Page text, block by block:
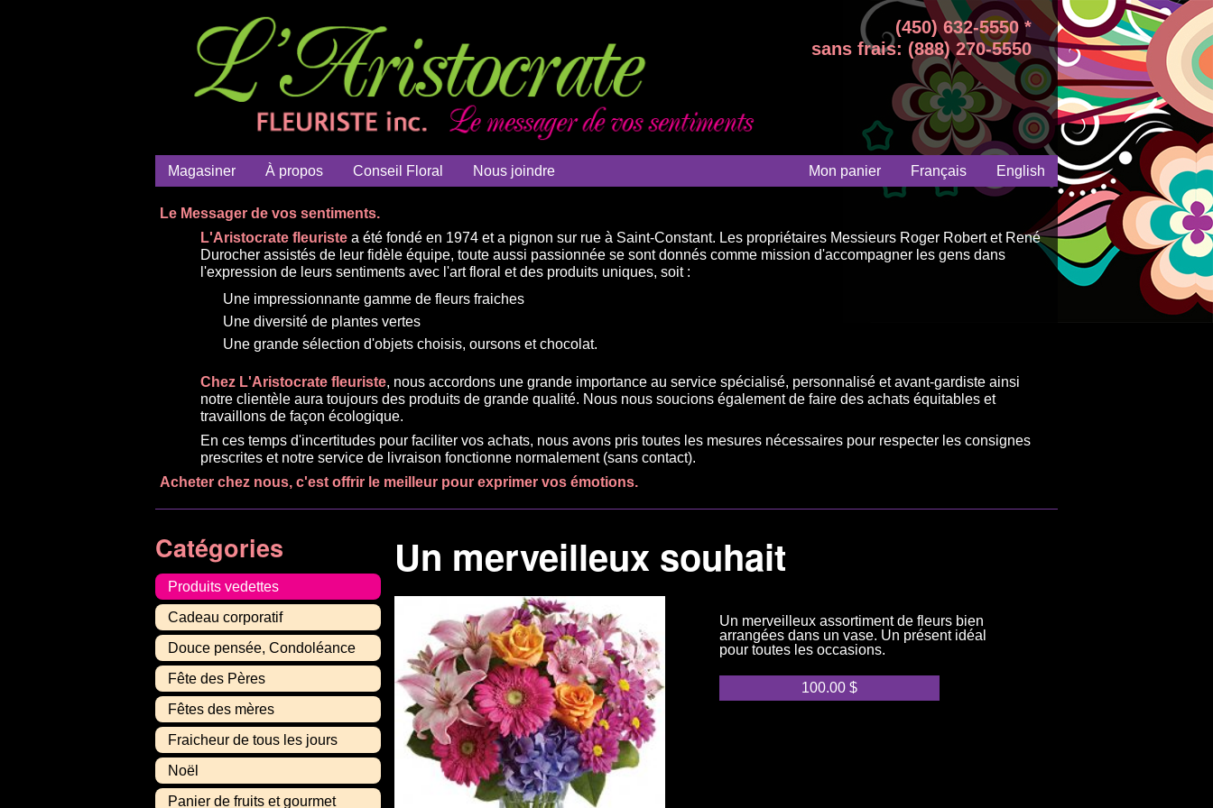
(450) 632-5550 *
sans frais: (888) 270-5550
Magasiner À propos Conseil Floral Nous joindre Mon panier Français English
Le Messager de vos sentiments.
L'Aristocrate fleuriste a été fondé en 1974 et a pignon sur rue à Saint-Constant. Les propriétaires Messieurs Roger Robert et René
Durocher assistés de leur fidèle équipe, toute aussi passionnée se sont donnés comme mission d'accompagner les gens dans
l'expression de leurs sentiments avec l'art floral et des produits uniques, soit :
Une impressionnante gamme de fleurs fraiches
Une diversité de plantes vertes
Une grande sélection d'objets choisis, oursons et chocolat.
Chez L'Aristocrate fleuriste, nous accordons une grande importance au service spécialisé, personnalisé et avant-gardiste ainsi
notre clientèle aura toujours des produits de grande qualité. Nous nous soucions également de faire des achats équitables et
travaillons de façon écologique.
En ces temps d'incertitudes pour faciliter vos achats, nous avons pris toutes les mesures nécessaires pour respecter les consignes
prescrites et notre service de livraison fonctionne normalement (sans contact).
Acheter chez nous, c'est offrir le meilleur pour exprimer vos émotions.
Catégories
Produits vedettes
Cadeau corporatif
Douce pensée, Condoléance
Fête des Pères
Fêtes des mères
Fraicheur de tous les jours
Noël
Panier de fruits et gourmet
Un merveilleux souhait
Un merveilleux assortiment de fleurs bien
arrangées dans un vase. Un présent idéal
pour toutes les occasions.
100.00 $